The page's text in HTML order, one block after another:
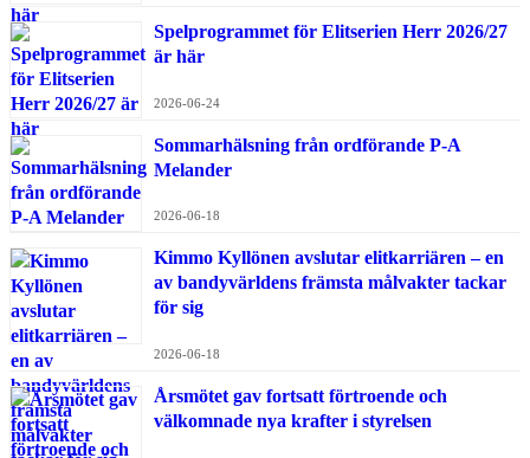
Spelprogrammet för Elitserien Herr 2026/27
är här
2026-06-24
Sommarhälsning från ordförande P-A
Melander
2026-06-18
Kimmo Kyllönen avslutar elitkarriären – en
av bandyvärldens främsta målvakter tackar
för sig
2026-06-18
Årsmötet gav fortsatt förtroende och
välkomnade nya krafter i styrelsen